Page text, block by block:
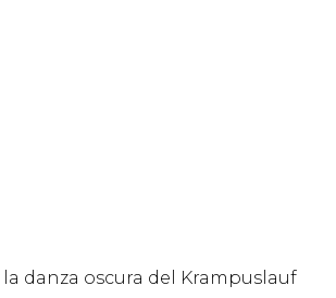
danza oscura del Krampuslauf